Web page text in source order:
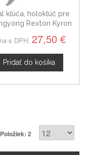
kľúča, holokľúč pre
Rexton Kyron
s DPH: 27,50 €
Pridať do košíka
Položiek: 2